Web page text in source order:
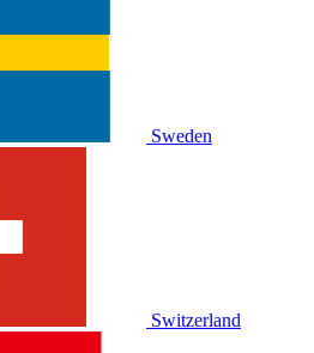
Sweden
Switzerland